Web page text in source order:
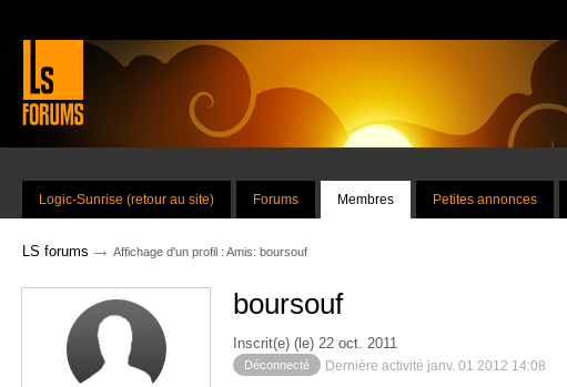
Logic-Sunrise (retour au site) Forums Membres Petites annonces
LS forums → Affichage d'un profil : Amis: boursouf
boursouf
Inscrit(e) (le) 22 oct. 2011
Déconnecté Dernière activité janv. 01 2012 14:08